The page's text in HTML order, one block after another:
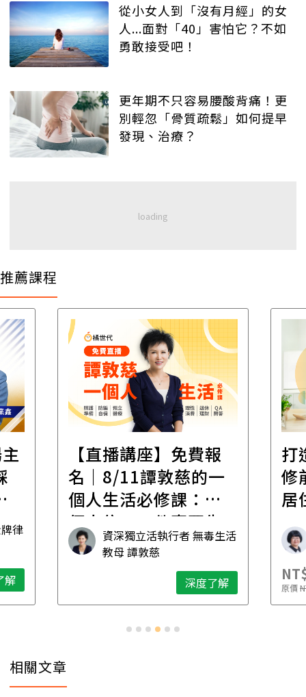
從小女人到「沒有月經」的女
人...面對「40」害怕它？不如
勇敢接受吧！
更年期不只容易腰酸背痛！更
別輕忽「骨質疏鬆」如何提早
發現、治療？
推薦課程
律
解
【直播講座】免費報
名｜8/11譚敦慈的一
個人生活必修課：一
個人住，五件事要先
想清楚！資深獨立活執行者 無毒生活
教母 譚敦慈
深度了解
打
修
居
原價
相關文章